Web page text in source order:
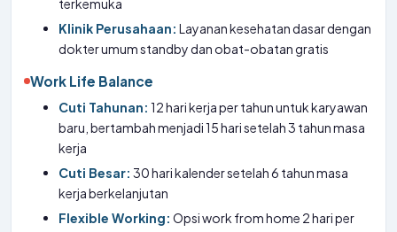
terkemuka
Klinik Perusahaan: Layanan kesehatan dasar dengan
dokter umum standby dan obat-obatan gratis
Work Life Balance
Cuti Tahunan: 12 hari kerja per tahun untuk karyawan
baru, bertambah menjadi 15 hari setelah 3 tahun masa
kerja
Cuti Besar: 30 hari kalender setelah 6 tahun masa
kerja berkelanjutan
Flexible Working: Opsi work from home 2 hari per